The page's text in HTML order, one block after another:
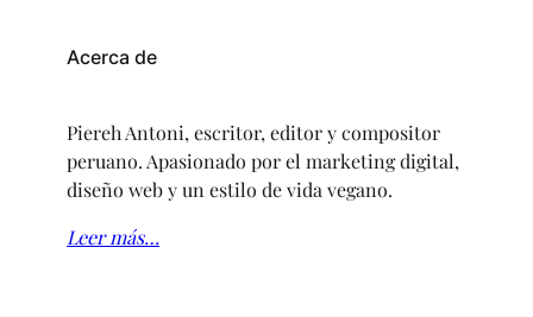
Acerca de
Piereh Antoni, escritor, editor y compositor
peruano. Apasionado por el marketing digital,
diseño web y un estilo de vida vegano.
Leer más…